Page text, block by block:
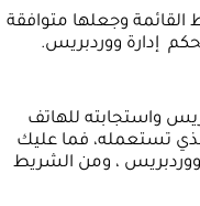
وجعلها متوافقة
إدارة ووردبريس.
واستجابته للهاتف
تستعمله، فما عليك
، ومن الشريط